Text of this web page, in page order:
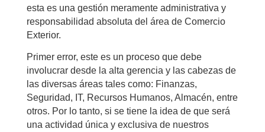
esta es una gestión meramente administrativa y
responsabilidad absoluta del área de Comercio
Exterior.
Primer error, este es un proceso que debe
involucrar desde la alta gerencia y las cabezas de
las diversas áreas tales como: Finanzas,
Seguridad, IT, Recursos Humanos, Almacén, entre
otros. Por lo tanto, si se tiene la idea de que será
una actividad única y exclusiva de nuestros